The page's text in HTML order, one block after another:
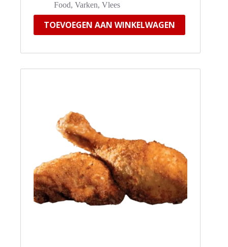
Food, Varken, Vlees
TOEVOEGEN AAN WINKELWAGEN